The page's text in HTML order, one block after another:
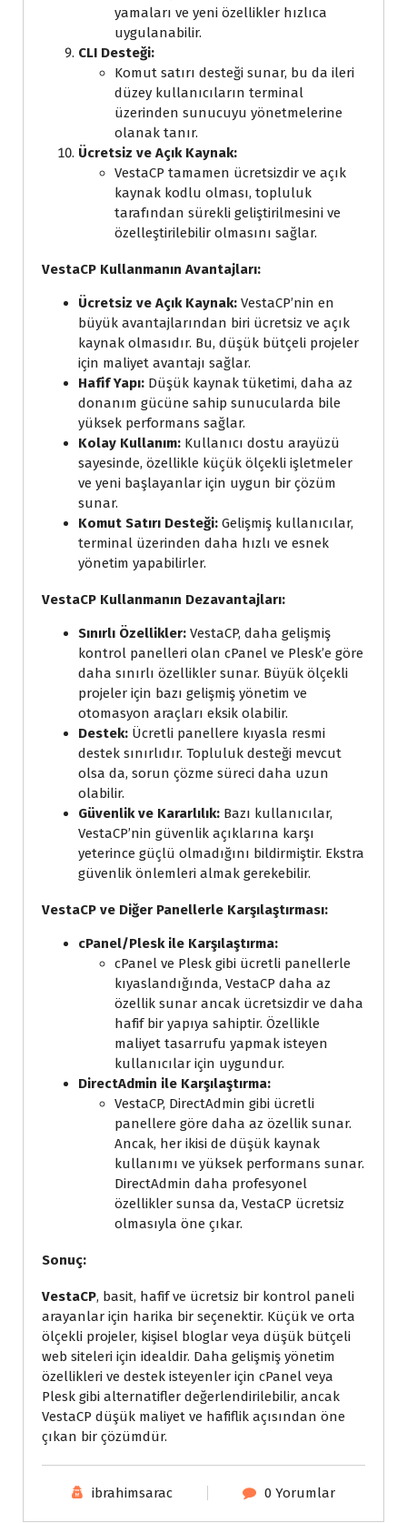
yamaları ve yeni özellikler hızlıca
uygulanabilir.
CLI Desteği:
Komut satırı desteği sunar, bu da ileri
düzey kullanıcıların terminal
üzerinden sunucuyu yönetmelerine
olanak tanır.
Ücretsiz ve Açık Kaynak:
VestaCP tamamen ücretsizdir ve açık
kaynak kodlu olması, topluluk
tarafından sürekli geliştirilmesini ve
özelleştirilebilir olmasını sağlar.
VestaCP Kullanmanın Avantajları:
Ücretsiz ve Açık Kaynak: VestaCP’nin en
büyük avantajlarından biri ücretsiz ve açık
kaynak olmasıdır. Bu, düşük bütçeli projeler
için maliyet avantajı sağlar.
Hafif Yapı: Düşük kaynak tüketimi, daha az
donanım gücüne sahip sunucularda bile
yüksek performans sağlar.
Kolay Kullanım: Kullanıcı dostu arayüzü
sayesinde, özellikle küçük ölçekli işletmeler
ve yeni başlayanlar için uygun bir çözüm
sunar.
Komut Satırı Desteği: Gelişmiş kullanıcılar,
terminal üzerinden daha hızlı ve esnek
yönetim yapabilirler.
VestaCP Kullanmanın Dezavantajları:
Sınırlı Özellikler: VestaCP, daha gelişmiş
kontrol panelleri olan cPanel ve Plesk’e göre
daha sınırlı özellikler sunar. Büyük ölçekli
projeler için bazı gelişmiş yönetim ve
otomasyon araçları eksik olabilir.
Destek: Ücretli panellere kıyasla resmi
destek sınırlıdır. Topluluk desteği mevcut
olsa da, sorun çözme süreci daha uzun
olabilir.
Güvenlik ve Kararlılık: Bazı kullanıcılar,
VestaCP’nin güvenlik açıklarına karşı
yeterince güçlü olmadığını bildirmiştir. Ekstra
güvenlik önlemleri almak gerekebilir.
VestaCP ve Diğer Panellerle Karşılaştırması:
cPanel/Plesk ile Karşılaştırma:
cPanel ve Plesk gibi ücretli panellerle
kıyaslandığında, VestaCP daha az
özellik sunar ancak ücretsizdir ve daha
hafif bir yapıya sahiptir. Özellikle
maliyet tasarrufu yapmak isteyen
kullanıcılar için uygundur.
DirectAdmin ile Karşılaştırma:
VestaCP, DirectAdmin gibi ücretli
panellere göre daha az özellik sunar.
Ancak, her ikisi de düşük kaynak
kullanımı ve yüksek performans sunar.
DirectAdmin daha profesyonel
özellikler sunsa da, VestaCP ücretsiz
olmasıyla öne çıkar.
Sonuç:
VestaCP, basit, hafif ve ücretsiz bir kontrol paneli
arayanlar için harika bir seçenektir. Küçük ve orta
ölçekli projeler, kişisel bloglar veya düşük bütçeli
web siteleri için idealdir. Daha gelişmiş yönetim
özellikleri ve destek isteyenler için cPanel veya
Plesk gibi alternatifler değerlendirilebilir, ancak
VestaCP düşük maliyet ve hafiflik açısından öne
çıkan bir çözümdür.
ibrahimsarac 0 Yorumlar